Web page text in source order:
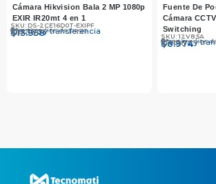
Cámara Hikvision Bala 2 MP 1080p
EXIR IR20mt 4 en 1
SKU: DS-2CE16D0T-EXIPF
$13.958
Efectivo y transferencia
$14.390
Otros medios de pago
Fuente De
Cámara
Switching
SKU: 12V8.5A
$6.974
Efectivo y
$7.190
Otros medios